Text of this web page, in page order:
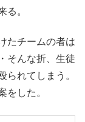
る。
たチームの者は
そんな折、生徒
られてしまう。
をした。